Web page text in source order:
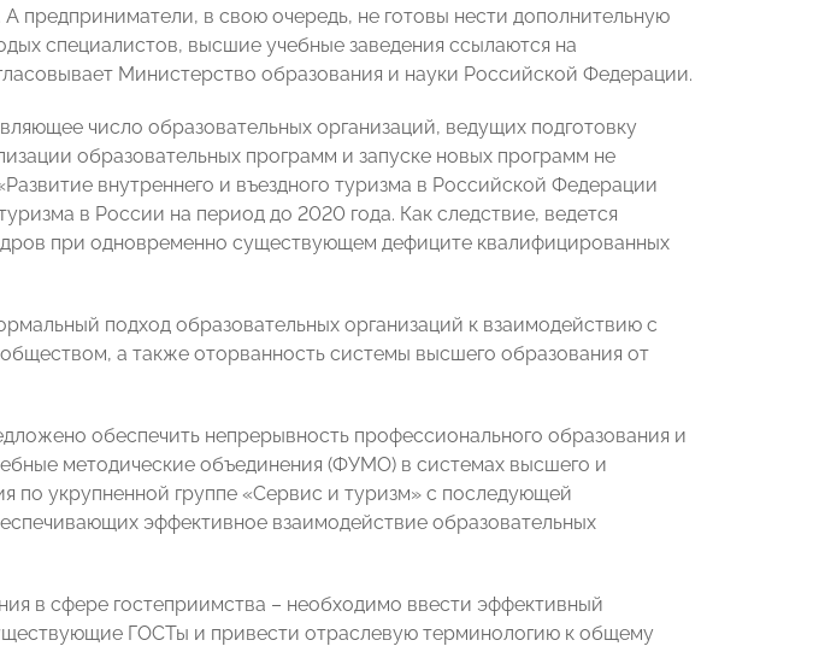
предприниматели, в свою очередь, не готовы нести дополнительную
специалистов, высшие учебные заведения ссылаются на
Министерство образования и науки Российской Федерации.
число образовательных организаций, ведущих подготовку
образовательных программ и запуске новых программ не
внутреннего и въездного туризма в Российской Федерации
в России на период до 2020 года. Как следствие, ведется
при одновременно существующем дефиците квалифицированных
подход образовательных организаций к взаимодействию с
а также оторванность системы высшего образования от
обеспечить непрерывность профессионального образования и
методические объединения (ФУМО) в системах высшего и
по укрупненной группе «Сервис и туризм» с последующей
эффективное взаимодействие образовательных
в сфере гостеприимства – необходимо ввести эффективный
ГОСТы и привести отраслевую терминологию к общему